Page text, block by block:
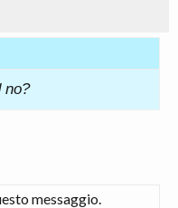
no?
messaggio.